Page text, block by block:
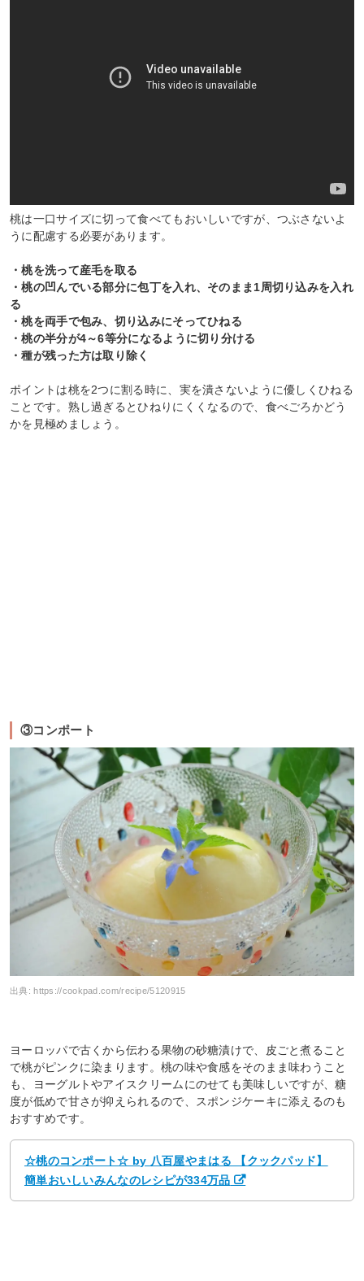
桃は一口サイズに切って食べてもおいしいですが、つぶさないよ
うに配慮する必要があります。
・桃を洗って産毛を取る
・桃の凹んでいる部分に包丁を入れ、そのまま1周切り込みを入れ
る
・桃を両手で包み、切り込みにそってひねる
・桃の半分が4～6等分になるように切り分ける
・種が残った方は取り除く
ポイントは桃を2つに割る時に、実を潰さないように優しくひねる
ことです。熟し過ぎるとひねりにくくなるので、食べごろかどう
かを見極めましょう。
③コンポート
出典: https://cookpad.com/recipe/5120915
ヨーロッパで古くから伝わる果物の砂糖漬けで、皮ごと煮ること
で桃がピンクに染まります。桃の味や食感をそのまま味わうこと
も、ヨーグルトやアイスクリームにのせても美味しいですが、糖
度が低めで甘さが抑えられるので、スポンジケーキに添えるのも
おすすめです。
☆桃のコンポート☆ by 八百屋やまはる 【クックパッド】
簡単おいしいみんなのレシピが334万品